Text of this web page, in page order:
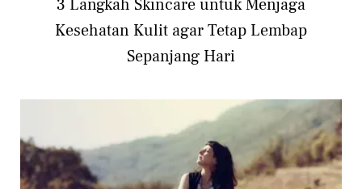
3 Langkah Skincare untuk Menjaga
Kesehatan Kulit agar Tetap Lembap
Sepanjang Hari